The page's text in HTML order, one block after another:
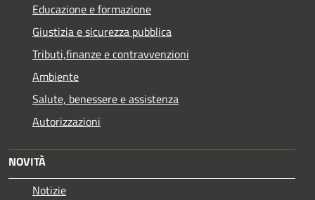
Educazione e formazione
Giustizia e sicurezza pubblica
Tributi,finanze e contravvenzioni
Ambiente
Salute, benessere e assistenza
Autorizzazioni
NOVITÀ
Notizie